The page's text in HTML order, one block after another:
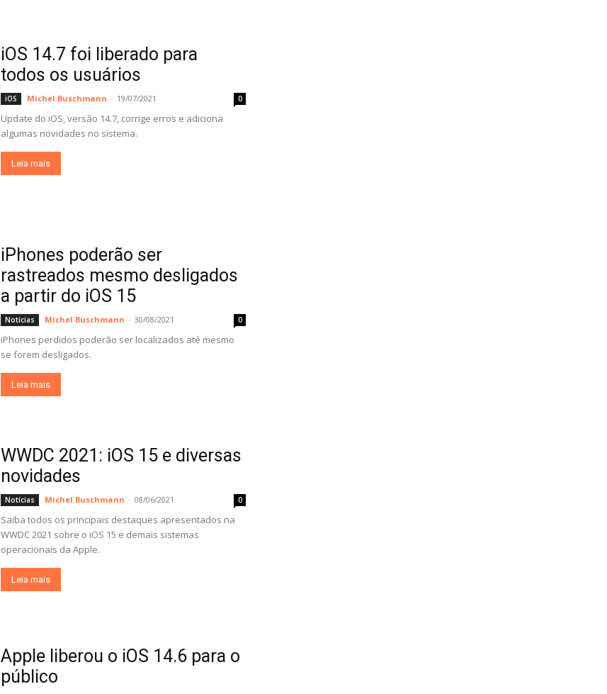
iOS 14.7 foi liberado para
todos os usuários
iOS Michel Buschmann - 19/07/2021 0
Update do iOS, versão 14.7, corrige erros e adiciona
algumas novidades no sistema.
Leia mais
iPhones poderão ser
rastreados mesmo desligados
a partir do iOS 15
Notícias Michel Buschmann - 30/08/2021 0
iPhones perdidos poderão ser localizados até mesmo
se forem desligados.
Leia mais
WWDC 2021: iOS 15 e diversas
novidades
Notícias Michel Buschmann - 08/06/2021 0
Saiba todos os principais destaques apresentados na
WWDC 2021 sobre o iOS 15 e demais sistemas
operacionais da Apple.
Leia mais
Apple liberou o iOS 14.6 para o
público